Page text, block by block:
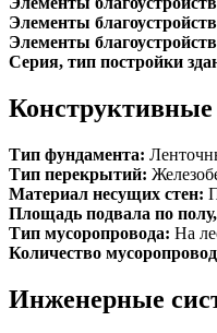
Элементы
Элементы
Серия, тип постройки
Тип фундамента:
Тип перекрытий:
Материал несущих стен:
Площадь подвала по
Тип мусоропровода: На
Количество
Инженерные